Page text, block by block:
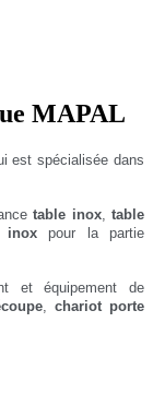
MAPAL
est spécialisée dans
table inox, table
inox pour la partie
et équipement de
, chariot porte